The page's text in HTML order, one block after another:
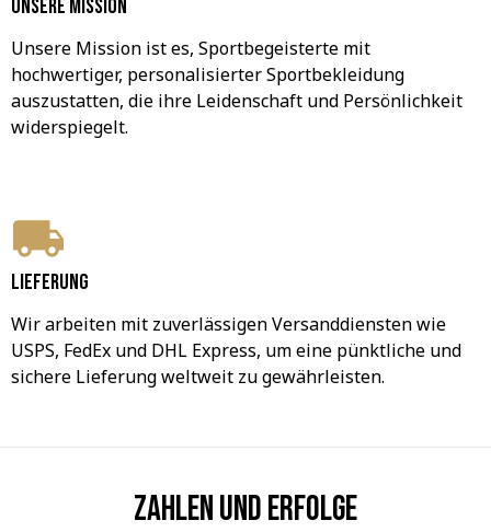
Unsere Mission
Unsere Mission ist es, Sportbegeisterte mit
hochwertiger, personalisierter Sportbekleidung
auszustatten, die ihre Leidenschaft und Persönlichkeit
widerspiegelt.
Lieferung
Wir arbeiten mit zuverlässigen Versanddiensten wie
USPS, FedEx und DHL Express, um eine pünktliche und
sichere Lieferung weltweit zu gewährleisten.
Zahlen und Erfolge